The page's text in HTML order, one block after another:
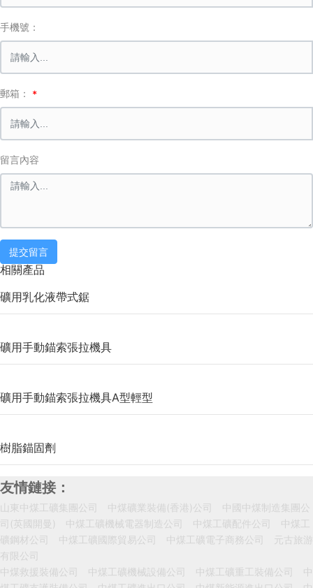
手機號：
郵箱：
留言內容
提交留言
相關產品
礦用乳化液帶式鋸
礦用手動錨索張拉機具
礦用手動錨索張拉機具A型輕型
樹脂錨固劑
友情鏈接：
山東中煤工礦集團公司 中煤礦業裝備(香港)公司 中國中煤制造集團公
司(英國開曼) 中煤工礦機械電器制造公司 中煤工礦配件公司 中煤工
礦鋼材公司 中煤工礦國際貿易公司 中煤工礦電子商務公司 元古旅游
有限公司
中煤救援裝備公司 中煤工礦機械設備公司 中煤工礦重工裝備公司 中